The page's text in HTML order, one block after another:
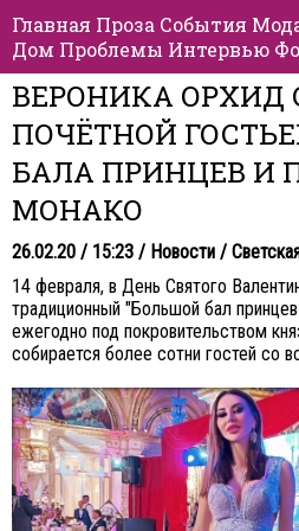
Главная Проза События
Дом Проблемы Интервью
ВЕРОНИКА ОРХИД
ПОЧЁТНОЙ
БАЛА ПРИНЦЕВ И
МОНАКО
26.02.20 / 15:23 / Новости /
14 февраля, в День Святого
традиционный "Большой бал
ежегодно под покровительством
собирается более сотни гостей со